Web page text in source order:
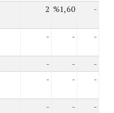
2 %1,60 -
- - -
- -
-
- - -
- - -